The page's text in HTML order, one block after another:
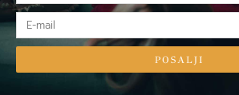
mail
POSALJI